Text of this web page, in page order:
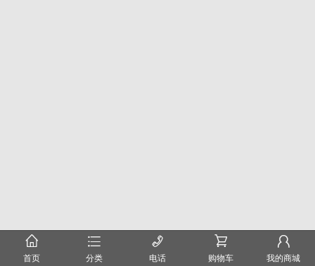
󰂠
首页
󰂦
分类
󰄫
电话
󰂟
购物车
󰂢
我的商城